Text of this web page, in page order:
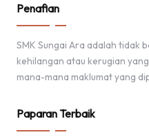
Penafian
SMK Sungai Ara adalah tidak
kehilangan atau kerugian
mana-mana maklumat yang
Paparan Terbaik